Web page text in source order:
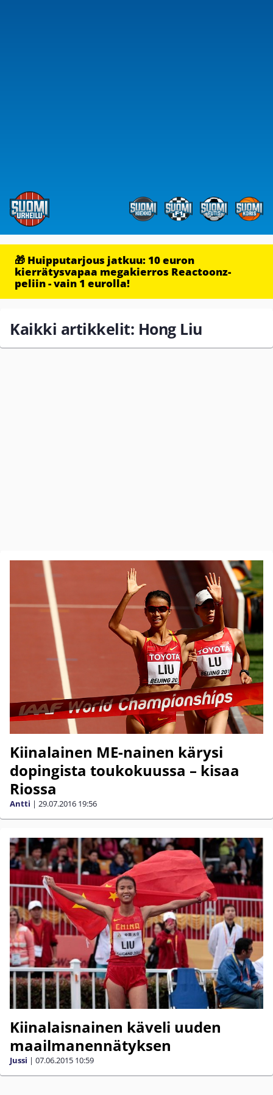
🎁 Huipputarjous jatkuu: 10 euron
kierrätysvapaa megakierros Reactoonz-
peliin - vain 1 eurolla!
Kaikki artikkelit: Hong Liu
Kiinalainen ME-nainen kärysi
dopingista toukokuussa – kisaa
Riossa
Antti | 29.07.2016 19:56
Kiinalaisnainen käveli uuden
maailmanennätyksen
Jussi | 07.06.2015 10:59